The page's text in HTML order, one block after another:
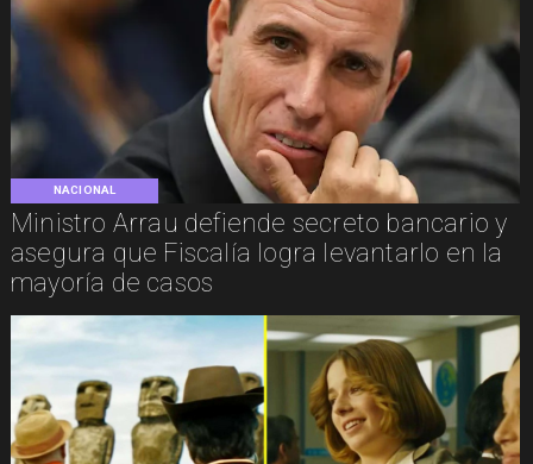
NACIONAL
Ministro Arrau defiende secreto bancario y
asegura que Fiscalía logra levantarlo en la
mayoría de casos